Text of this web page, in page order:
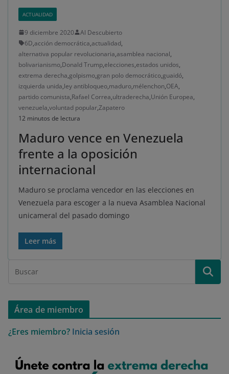
ACTUALIDAD
9 diciembre 2020
Al Descubierto
6D,acción democrática,actualidad,
alternativa popular revolucionaria,asamblea nacional,
bolivarianismo,Donald Trump,elecciones,estados unidos,
extrema derecha,golpismo,gran polo democrático,guaidó,
izquierda unida,ley antibloqueo,maduro,mélenchon,OEA,
partido comunista,Rafael Correa,ultraderecha,Unión Europea,
venezuela,voluntad popular,Zapatero
12 minutos de lectura
Maduro vence en Venezuela
frente a la oposición
internacional
Maduro se proclama vencedor en las elecciones en
Venezuela para escoger a la nueva Asamblea Nacional
unicameral del pasado domingo
Leer más
Área de miembro
¿Eres miembro? Inicia sesión